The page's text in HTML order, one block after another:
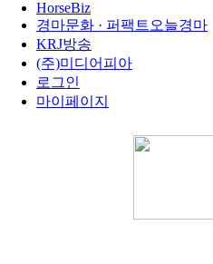
HorseBiz
경마문화 · 퍼팩트오늘경마
KRJ방송
(주)미디어피아
로그인
마이페이지